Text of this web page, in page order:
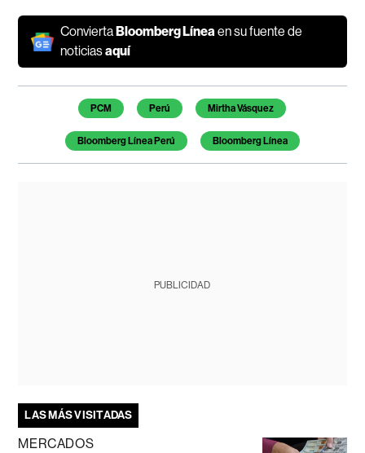
Convierta Bloomberg Líneaen su fuente de
noticiasaquí
Temas de este artículo
PCM Perú Mirtha Vásquez
Bloomberg Línea Perú Bloomberg Línea
PUBLICIDAD
LAS MÁS VISITADAS
MERCADOS